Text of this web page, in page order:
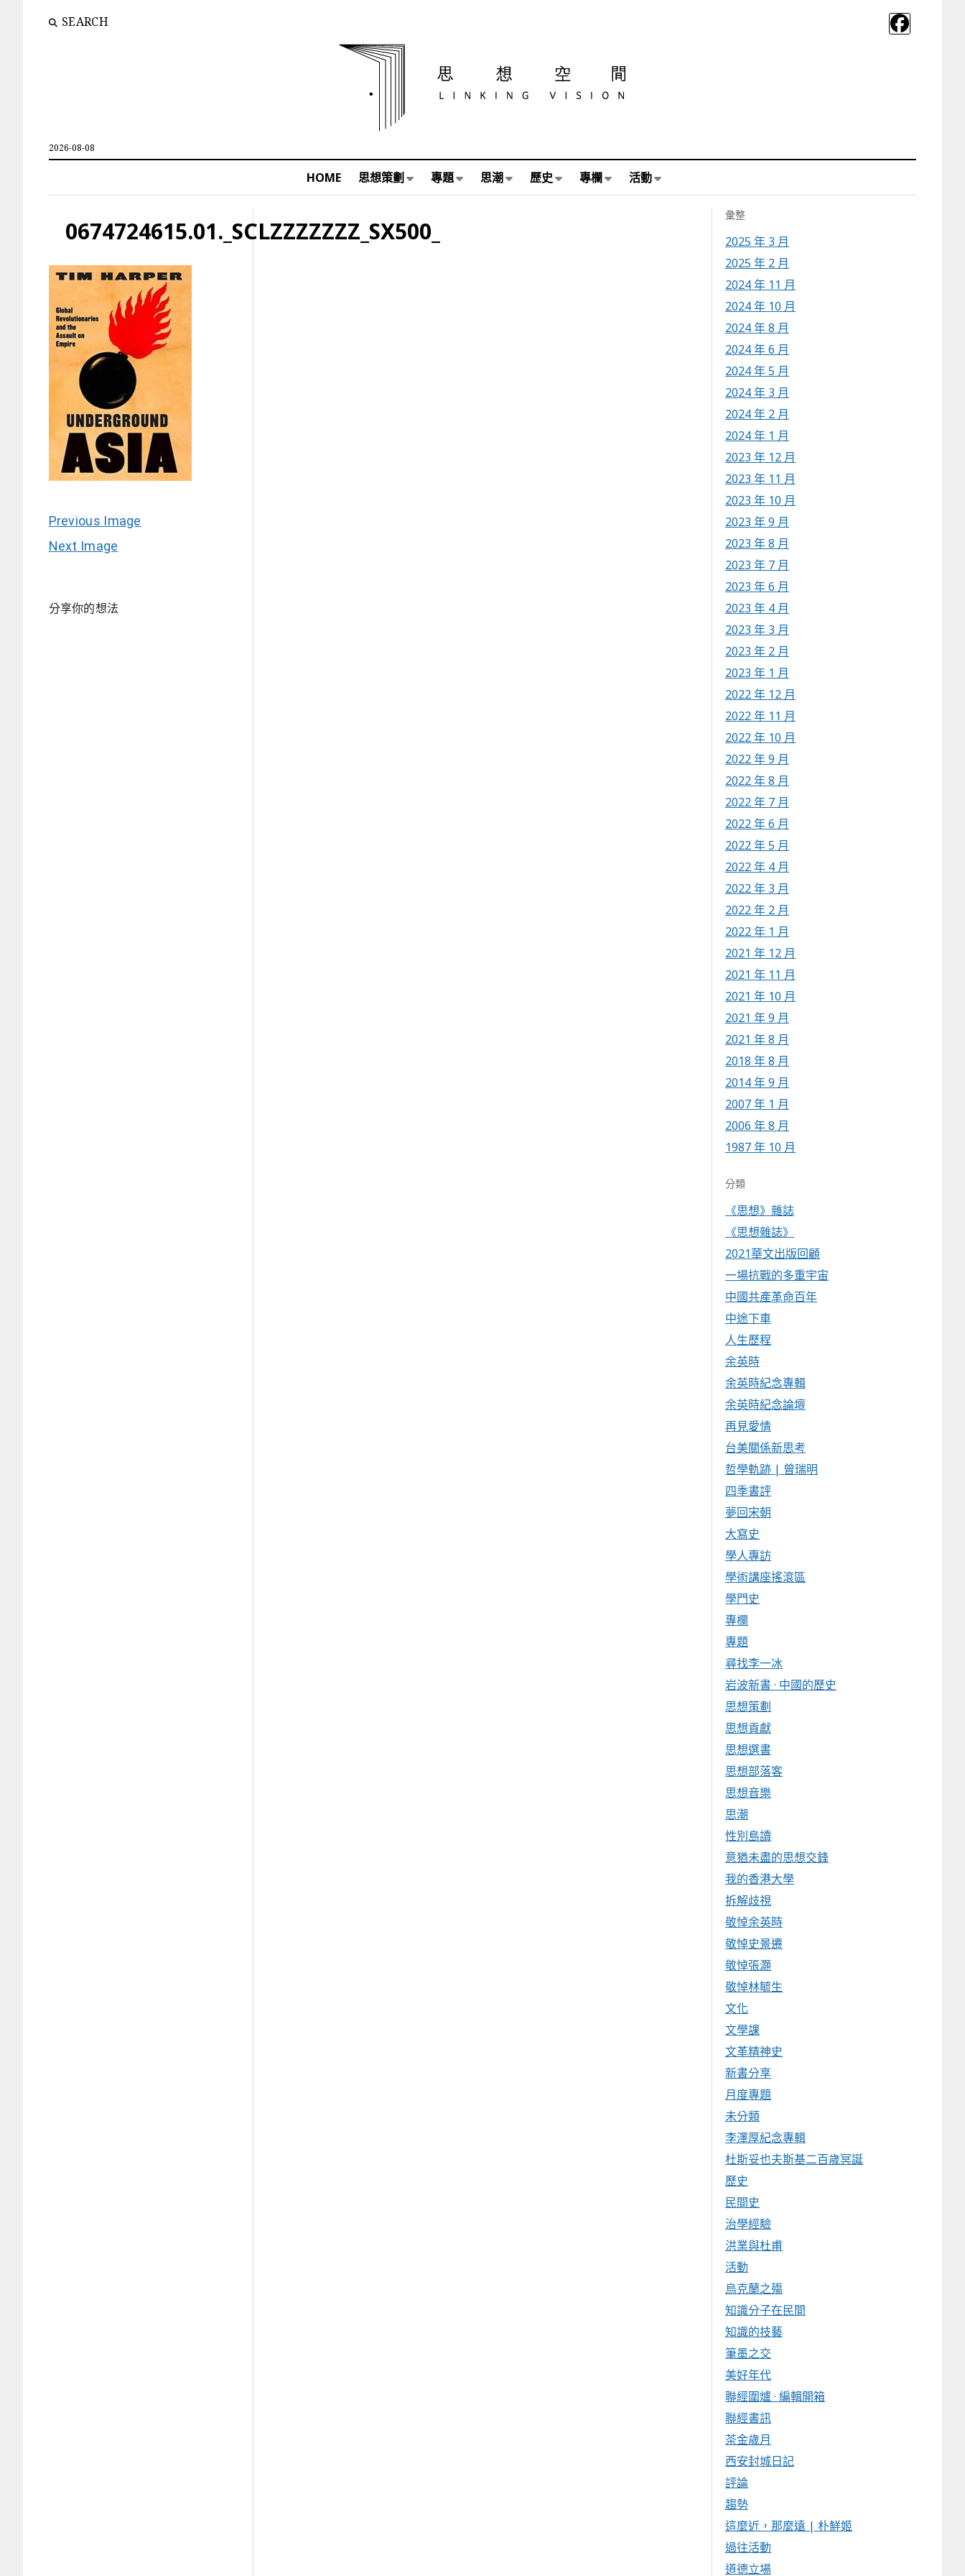
SEARCH
2026-08-08
HOME 思想策劃 專題 思潮 歷史 專欄 活動
0674724615.01._SCLZZZZZZZ_SX500_
Previous Image
Next Image
分享你的想法
彙整
2025 年 3 月
2025 年 2 月
2024 年 11 月
2024 年 10 月
2024 年 8 月
2024 年 6 月
2024 年 5 月
2024 年 3 月
2024 年 2 月
2024 年 1 月
2023 年 12 月
2023 年 11 月
2023 年 10 月
2023 年 9 月
2023 年 8 月
2023 年 7 月
2023 年 6 月
2023 年 4 月
2023 年 3 月
2023 年 2 月
2023 年 1 月
2022 年 12 月
2022 年 11 月
2022 年 10 月
2022 年 9 月
2022 年 8 月
2022 年 7 月
2022 年 6 月
2022 年 5 月
2022 年 4 月
2022 年 3 月
2022 年 2 月
2022 年 1 月
2021 年 12 月
2021 年 11 月
2021 年 10 月
2021 年 9 月
2021 年 8 月
2018 年 8 月
2014 年 9 月
2007 年 1 月
2006 年 8 月
1987 年 10 月
分類
《思想》雜誌
《思想雜誌》
2021華文出版回顧
一場抗戰的多重宇宙
中國共產革命百年
中途下車
人生歷程
余英時
余英時紀念專輯
余英時紀念論壇
再見愛情
台美關係新思考
哲學軌跡 | 曾瑞明
四季書評
夢回宋朝
大寫史
學人專訪
學術講座搖滾區
學門史
專欄
專題
尋找李一冰
岩波新書 · 中國的歷史
思想策劃
思想貢獻
思想選書
思想部落客
思想音樂
思潮
性別島讀
意猶未盡的思想交鋒
我的香港大學
拆解歧視
敬悼余英時
敬悼史景遷
敬悼張灝
敬悼林毓生
文化
文學課
文革精神史
新書分享
月度專題
未分類
李澤厚紀念專輯
杜斯妥也夫斯基二百歲冥誕
歷史
民間史
治學經驗
洪業與杜甫
活動
烏克蘭之殤
知識分子在民間
知識的技藝
筆墨之交
美好年代
聯經圍爐 · 編輯開箱
聯經書訊
茶金歲月
西安封城日記
評論
趨勢
這麼近，那麼遠 | 朴鮮姬
過往活動
道德立場